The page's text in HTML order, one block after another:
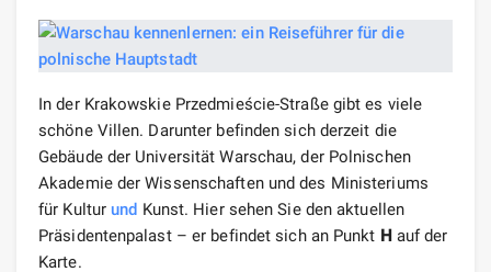
In der Krakowskie Przedmieście-Straße gibt es viele
schöne Villen. Darunter befinden sich derzeit die
Gebäude der Universität Warschau, der Polnischen
Akademie der Wissenschaften und des Ministeriums
für Kulturund Kunst. Hier sehen Sie den aktuellen
Präsidentenpalast – er befindet sich an Punkt Hauf der
Karte.